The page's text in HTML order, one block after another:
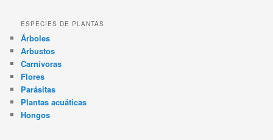
ESPECIES DE PLANTAS
Árboles
Arbustos
Carnívoras
Flores
Parásitas
Plantas acuáticas
Hongos